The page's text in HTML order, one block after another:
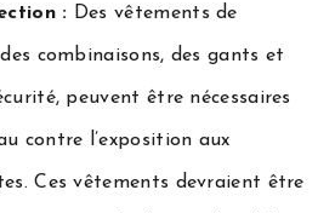
: Des vêtements de
combinaisons, des gants et
peuvent être nécessaires
contre l’exposition aux
Ces vêtements devraient être